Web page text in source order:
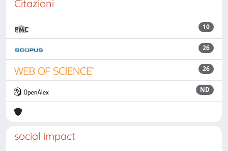
Citazioni
10
26
26
ND
social impact